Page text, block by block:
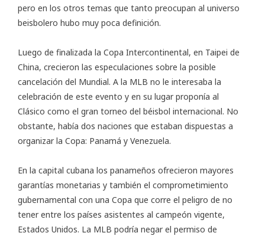
pero en los otros temas que tanto preocupan al universo
beisbolero hubo muy poca definición.
Luego de finalizada la Copa Intercontinental, en Taipei de
China, crecieron las especulaciones sobre la posible
cancelación del Mundial. A la MLB no le interesaba la
celebración de este evento y en su lugar proponía al
Clásico como el gran torneo del béisbol internacional. No
obstante, había dos naciones que estaban dispuestas a
organizar la Copa: Panamá y Venezuela.
En la capital cubana los panameños ofrecieron mayores
garantías monetarias y también el comprometimiento
gubernamental con una Copa que corre el peligro de no
tener entre los países asistentes al campeón vigente,
Estados Unidos. La MLB podría negar el permiso de